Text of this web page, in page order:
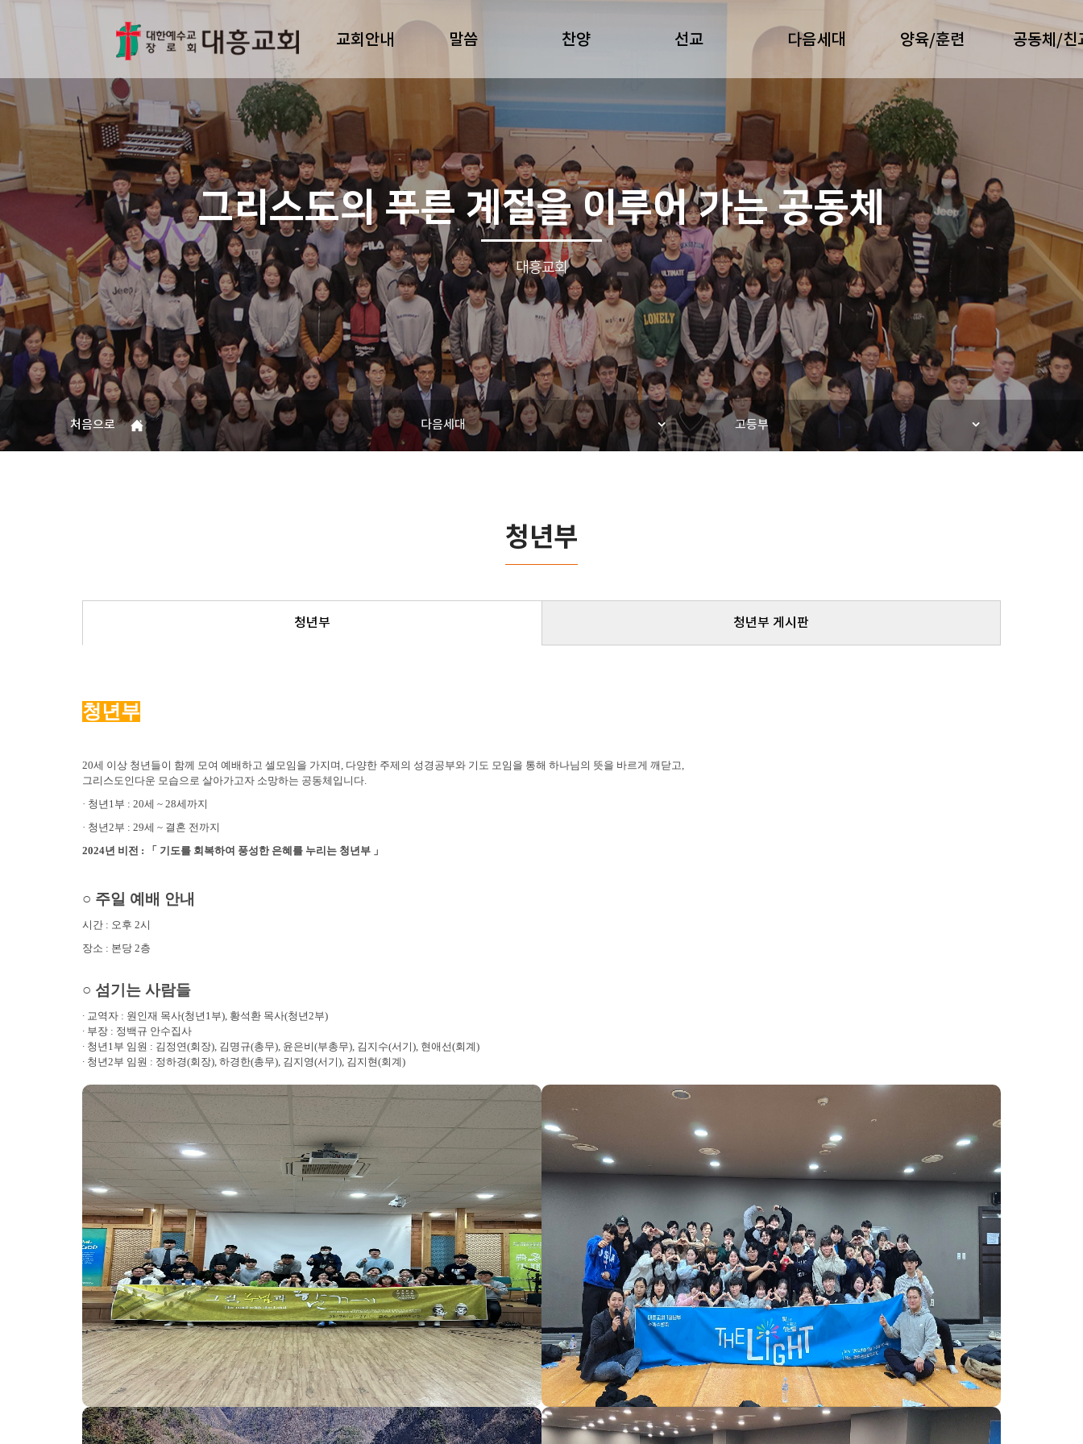
교회안내 말씀 찬양 선교 다음세대 양육/훈련 공동체/친
그리스도의 푸른 계절을 이루어 가는 공동체
대흥교회
처음으로 다음세대 고등부
청년부
청년부 청년부 게시판
청년부
20세 이상 청년들이 함께 모여 예배하고 셀모임을 가지며, 다양한 주제의 성경공부와 기도 모임을 통해 하나님의 뜻을 바르게 깨닫고,
그리스도인다운 모습으로 살아가고자 소망하는 공동체입니다.
· 청년1부 : 20세 ~ 28세까지
· 청년2부 : 29세 ~ 결혼 전까지
2024년 비전 : 「 기도를 회복하여 풍성한 은혜를 누리는 청년부 」
○ 주일 예배 안내
시간 : 오후 2시
장소 : 본당 2층
○ 섬기는 사람들
∙ 교역자 : 원인재 목사(청년1부), 황석환 목사(청년2부)
∙ 부장 : 정백규 안수집사
∙ 청년1부 임원 : 김정연(회장), 김명규(총무), 윤은비(부총무), 김지수(서기), 현애선(회계)
∙ 청년2부 임원 : 정하경(회장), 하경한(총무), 김지영(서기), 김지현(회계)